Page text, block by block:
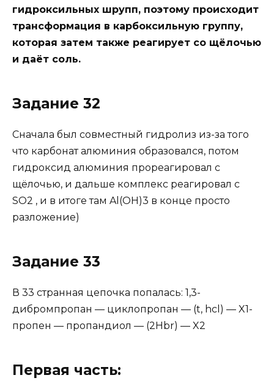
гидроксильных шрупп, поэтому происходит
трансформация в карбоксильную группу,
которая затем также реагирует со щёлочью
и даёт соль.
Задание 32
Сначала был совместный гидролиз из-за того
что карбонат алюминия образовался, потом
гидроксид алюминия прореагировал с
щёлочью, и дальше комплекс реагировал с
SO2 , и в итоге там Al(OH)3 в конце просто
разложение)
Задание 33
В 33 странная цепочка попалась: 1,3-
дибромпропан — циклопропан — (t, hcl) — X1-
пропен — пропандиол — (2Hbr) — X2
Первая часть: